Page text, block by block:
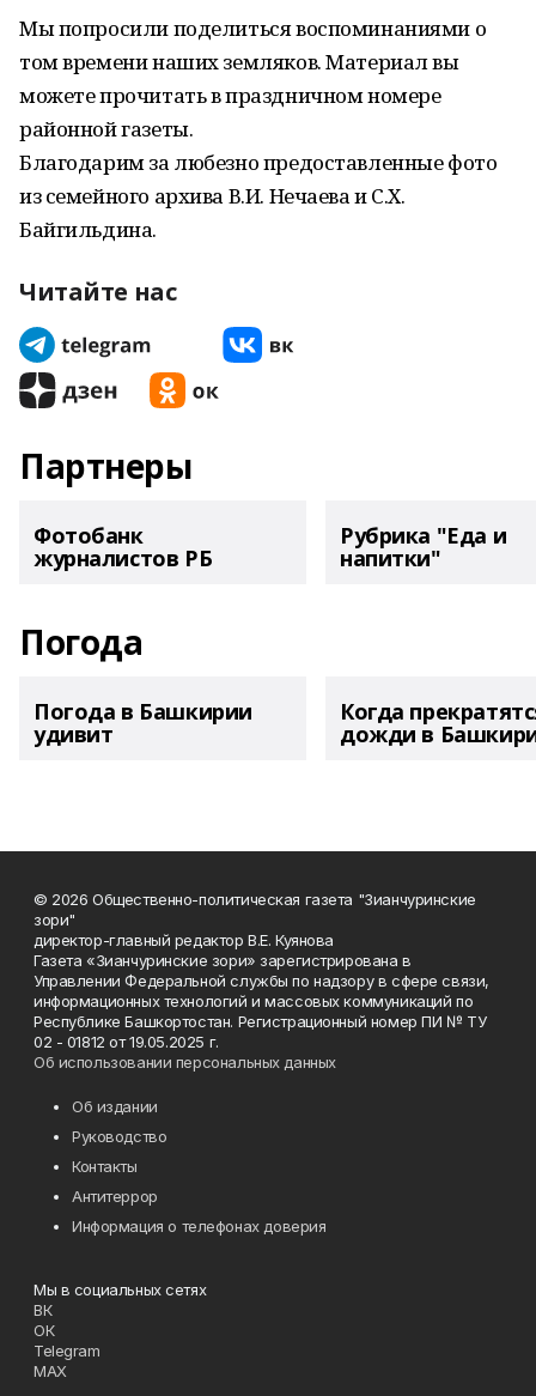
Мы попросили поделиться воспоминаниями о
том времени наших земляков. Материал вы
можете прочитать в праздничном номере
районной газеты.
Благодарим за любезно предоставленные фото
из семейного архива В.И. Нечаева и С.Х.
Байгильдина.
Читайте нас
Партнеры
Фотобанк
журналистов РБ
Рубрика "Еда и
напитки"
Погода
Погода в Башкирии
удивит
Когда
дожди в
© 2026 Общественно-политическая газета "Зианчуринские
зори"
директор-главный редактор В.Е. Куянова
Газета «Зианчуринские зори» зарегистрирована в
Управлении Федеральной службы по надзору в сфере связи,
информационных технологий и массовых коммуникаций по
Республике Башкортостан. Регистрационный номер ПИ № ТУ
02 - 01812 от 19.05.2025 г.
Об использовании персональных данных
Об издании
Руководство
Контакты
Антитеррор
Информация о телефонах доверия
Мы в социальных сетях
ВК
ОК
Telegram
MAX